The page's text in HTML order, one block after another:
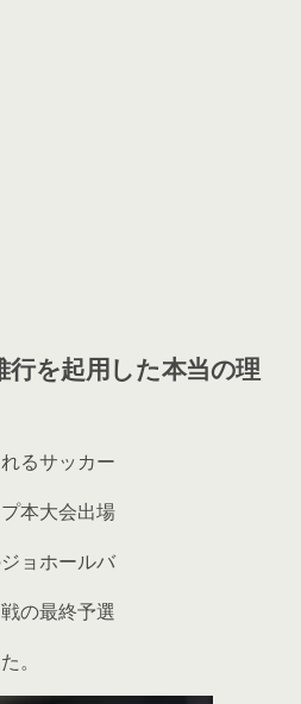
行を起用した本当の理
るサッカー
本大会出場
ョホールバ
の最終予選
。